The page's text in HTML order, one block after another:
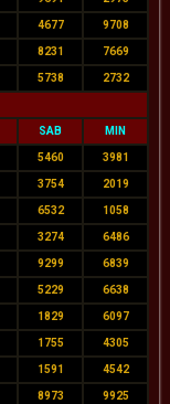
4677 9708
8231 7669
5738 2732
SAB MIN
5460 3981
3754 2019
6532 1058
3274 6486
9299 6839
5229 6638
1829 6097
1755 4305
1591 4542
8973 9925